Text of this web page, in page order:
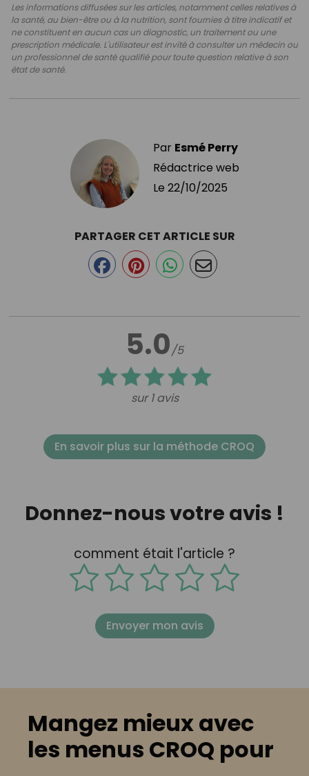
Les informations diffusées sur les articles, notamment celles relatives à
la santé, au bien-être ou à la nutrition, sont fournies à titre indicatif et
ne constituent en aucun cas un diagnostic, un traitement ou une
prescription médicale. L'utilisateur est invité à consulter un médecin ou
un professionnel de santé qualifié pour toute question relative à son
état de santé.
Par Esmé Perry
Rédactrice web
Le 22/10/2025
5.0/5
sur 1 avis
PARTAGER CET ARTICLE SUR
En savoir plus sur la méthode CROQ
Donnez-nous votre avis !
comment était l'article ?
Envoyer mon avis
Mangez mieux avec
les menus CROQ pour